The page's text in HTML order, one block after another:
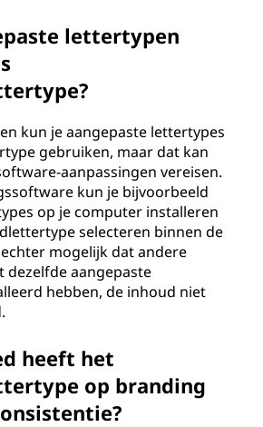
lettertypen
kun je aangepaste lettertypes
gebruiken, maar dat kan
aanpassingen vereisen.
kun je bijvoorbeeld
op je computer installeren
selecteren binnen de
mogelijk dat andere
dezelfde aangepaste
hebben, de inhoud niet
heeft het
op branding